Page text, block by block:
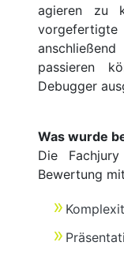
agieren zu
vorgefertigte
passieren
Debugger
Was wurde
Die
Bewertung